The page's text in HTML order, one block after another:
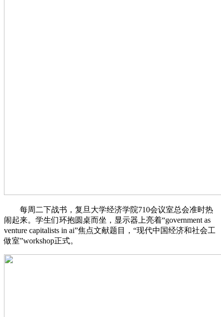
每周二下战书，复旦大学经济学院710会议室总会准时热
闹起来。学生们环抱圆桌而坐，显示器上亮着“government as
venture capitalists in ai”焦点文献题目，“现代中国经济和社会工
做室”workshop正式。